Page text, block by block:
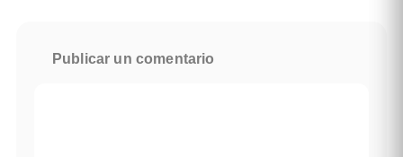
Publicar un comentario